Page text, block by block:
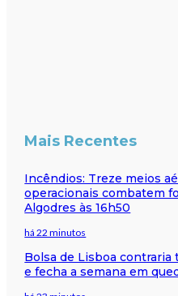
Mais Recentes
Incêndios: Treze meios
operacionais combatem
Algodres às 16h50
há 22 minutos
Bolsa de Lisboa contraria
e fecha a semana em